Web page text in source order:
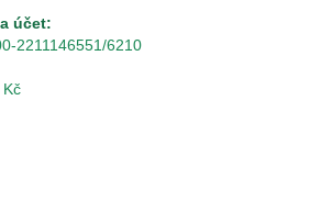
účet:
2211146551/6210